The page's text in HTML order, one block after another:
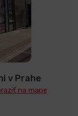
v Prahe
na mape